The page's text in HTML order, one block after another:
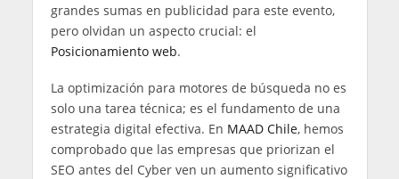
grandes sumas en publicidad para este evento,
pero olvidan un aspecto crucial: el
Posicionamiento web.
La optimización para motores de búsqueda no es
solo una tarea técnica; es el fundamento de una
estrategia digital efectiva. En MAAD Chile, hemos
comprobado que las empresas que priorizan el
SEO antes del Cyber ven un aumento significativo